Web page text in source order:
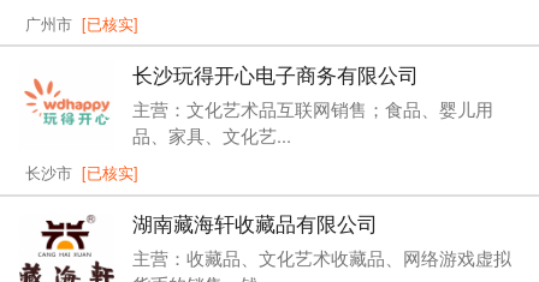
广州市 [已核实]
长沙玩得开心电子商务有限公司
主营：文化艺术品互联网销售；食品、婴儿用
品、家具、文化艺...
长沙市 [已核实]
湖南藏海轩收藏品有限公司
主营：收藏品、文化艺术收藏品、网络游戏虚拟